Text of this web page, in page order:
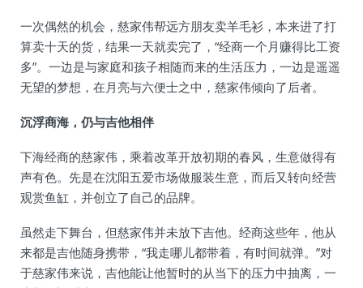
一次偶然的机会，慈家伟帮远方朋友卖羊毛衫，本来进了打
算卖十天的货，结果一天就卖完了，“经商一个月赚得比工资
多”。一边是与家庭和孩子相随而来的生活压力，一边是遥遥
无望的梦想，在月亮与六便士之中，慈家伟倾向了后者。
沉浮商海，仍与吉他相伴
下海经商的慈家伟，乘着改革开放初期的春风，生意做得有
声有色。先是在沈阳五爱市场做服装生意，而后又转向经营
观赏鱼缸，并创立了自己的品牌。
虽然走下舞台，但慈家伟并未放下吉他。经商这些年，他从
来都是吉他随身携带，“我走哪儿都带着，有时间就弹。”对
于慈家伟来说，吉他能让他暂时的从当下的压力中抽离，一